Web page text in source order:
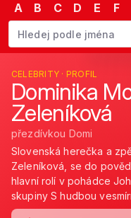
A B C D E F
Začněte psát jméno.
CELEBRITY · PROFIL
Dominika
Zeleníková
přezdívkou Domi
Slovenská herečka a
Zeleníková, se do
hlavní rolí v pohádce
skupiny S hudbou